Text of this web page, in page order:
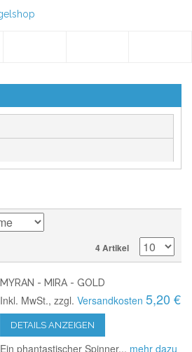
4 Artikel
MYRAN - MIRA - GOLD
Inkl. MwSt., zzgl.Versandkosten 5,20 €
DETAILS ANZEIGEN
Ein phantastischer Spinner... mehr dazu